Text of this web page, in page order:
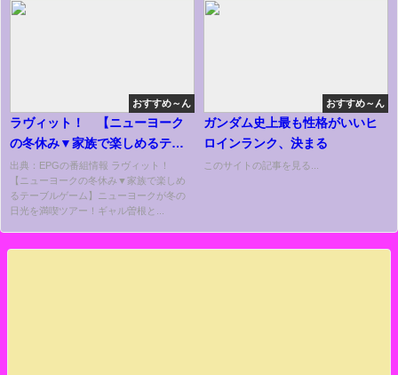
おすすめ～ん
ラヴィット！ 【ニューヨーク
の冬休み▼家族で楽しめるテー
ブルゲーム】[字]…の番組内容解
析まとめ
出典：EPGの番組情報 ラヴィット！
【ニューヨークの冬休み▼家族で楽しめ
るテーブルゲーム】ニューヨークが冬の
日光を満喫ツアー！ギャル曽根と...
おすすめ～ん
ガンダム史上最も性格がいいヒ
ロインランク、決まる
このサイトの記事を見る...